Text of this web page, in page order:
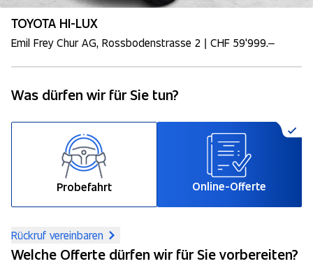
TOYOTA HI-LUX
Emil Frey Chur AG, Rossbodenstrasse 2 | CHF 59'999.–
Was dürfen wir für Sie tun?
Probefahrt Online-Offerte
Rückruf vereinbaren
Welche Offerte dürfen wir für Sie vorbereiten?